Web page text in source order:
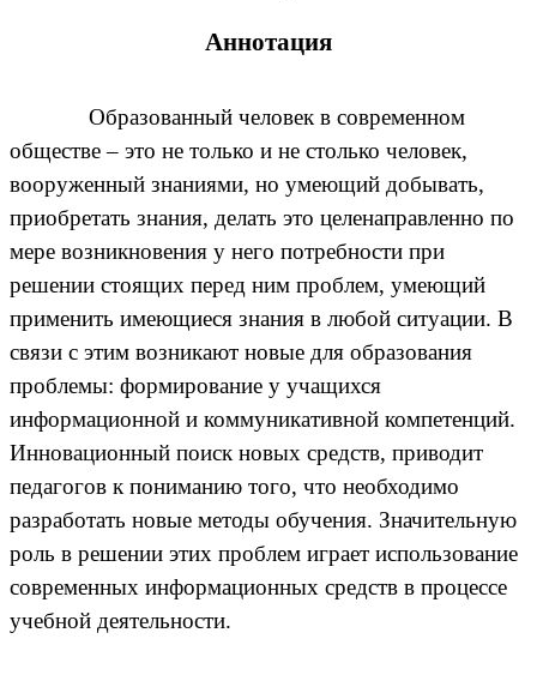
Аннотация
Образованный человек в современном
обществе – это не только и не столько человек,
вооруженный знаниями, но умеющий добывать,
приобретать знания, делать это целенаправленно по
мере возникновения у него потребности при
решении стоящих перед ним проблем, умеющий
применить имеющиеся знания в любой ситуации. В
связи с этим возникают новые для образования
проблемы: формирование у учащихся
информационной и коммуникативной компетенций.
Инновационный поиск новых средств, приводит
педагогов к пониманию того, что необходимо
разработать новые методы обучения. Значительную
роль в решении этих проблем играет использование
современных информационных средств в процессе
учебной деятельности.